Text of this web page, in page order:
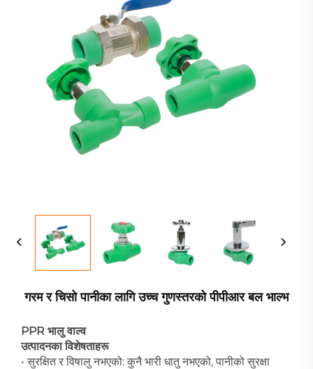
गरम र चिसो पानीका लागि उच्च गुणस्तरको पीपीआर बल भाल्भ
PPR भालु वाल्व
उत्पादनका विशेषताहरू
• सुरक्षित र विषालु नभएको: कुनै भारी धातु नभएको, पानीको सुरक्षा